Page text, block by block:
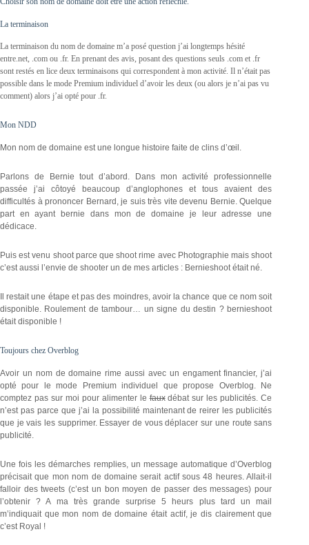
La terminaison
La terminaison du nom de domaine m’a posé question j’ai longtemps hésité
entre.net, .com ou .fr. En prenant des avis, posant des questions seuls .com et .fr
sont restés en lice deux terminaisons qui correspondent à mon activité. Il n’était pas
possible dans le mode Premium individuel d’avoir les deux (ou alors je n’ai pas vu
comment) alors j’ai opté pour .fr.
Mon NDD
Mon nom de domaine est une longue histoire faite de clins d’œil.
Parlons de Bernie tout d’abord. Dans mon activité professionnelle
passée j’ai côtoyé beaucoup d’anglophones et tous avaient des
difficultés à prononcer Bernard, je suis très vite devenu Bernie. Quelque
part en ayant bernie dans mon de domaine je leur adresse une
dédicace.
Puis est venu shoot parce que shoot rime avec Photographie mais shoot
c’est aussi l’envie de shooter un de mes articles : Bernieshoot était né.
Il restait une étape et pas des moindres, avoir la chance que ce nom soit
disponible. Roulement de tambour… un signe du destin ? bernieshoot
était disponible !
Toujours chez Overblog
Avoir un nom de domaine rime aussi avec un engament financier, j’ai
opté pour le mode Premium individuel que propose Overblog. Ne
comptez pas sur moi pour alimenter lefauxdébat sur les publicités. Ce
n’est pas parce que j’ai la possibilité maintenant de reirer les publicités
que je vais les supprimer. Essayer de vous déplacer sur une route sans
publicité.
Une fois les démarches remplies, un message automatique d’Overblog
précisait que mon nom de domaine serait actif sous 48 heures. Allait-il
falloir des tweets (c’est un bon moyen de passer des messages) pour
l’obtenir ? A ma très grande surprise 5 heurs plus tard un mail
m’indiquait que mon nom de domaine était actif, je dis clairement que
c’est Royal !